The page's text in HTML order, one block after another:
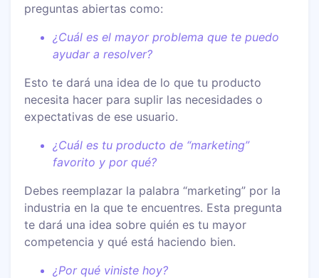
preguntas abiertas como:
¿Cuál es el mayor problema que te puedo
ayudar a resolver?
Esto te dará una idea de lo que tu producto
necesita hacer para suplir las necesidades o
expectativas de ese usuario.
¿Cuál es tu producto de “marketing”
favorito y por qué?
Debes reemplazar la palabra “marketing” por la
industria en la que te encuentres. Esta pregunta
te dará una idea sobre quién es tu mayor
competencia y qué está haciendo bien.
¿Por qué viniste hoy?